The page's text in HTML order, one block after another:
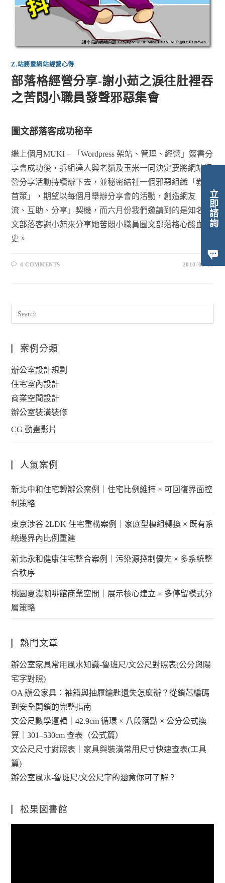
立即諮詢
Z.站務暨網站經營心得
部落格經營分享-謝小茹之淚往肚裡吞
之苦悶小職員發聲邪惡集會
圖文部落客成功秘辛
繼上個月MUKI – 「Wordpress 架站、管理、經營」簽書分
享會成功後，拆組達人與老貓及玉米一同決定要將網站經
營分享活動持續辦下去，並秘密結社一個邪惡組織「教站
首策」，期望以每個月舉辦分享會的活動，創造網友「交
流、互助、分享」契機，而六月份我們邀請到的是知名圖
文部落客謝小茹來分享她苦悶小職員圖文部落格心酸血淚
史。
4 COMMENTS 2010-05-19
案例分類
辦公室設計規劃
住宅室內設計
商業空間設計
辦公室裝潢裝修
CG 動畫影片
人氣案例
新北中和住宅轉辦公案例｜住宅比例維持 × 可回復界面控
制策略
東京涉谷 2LDK 住宅重構案例｜家庭型模組轉換 × 既有系
統邊界內比例重建
新北永和健康住宅整合案例｜污染源控制優先 × 多系統整
合秩序
桃園夏濃咖啡館商業空間｜展示核心建立 × 多停留模式分
層策略
熱門文章
辦公室家具常用風水知識-魯班尺/文公尺對照表(公分與陽
宅字對照)
OA 辦公家具：袖箱與抽屜鑰匙遺失怎麼辦？從鎖芯編碼
到安全開鎖的完整指南
文公尺數學邏輯｜42.9cm 循環 × 八段落點 × 公分公式換
算｜301–530cm 查表（公式篇）
文公尺尺寸對照表｜家具與裝潢常用尺寸快速查表(工具
篇)
辦公室風水-魯班尺/文公尺字的涵意你可了解？
松果図書館